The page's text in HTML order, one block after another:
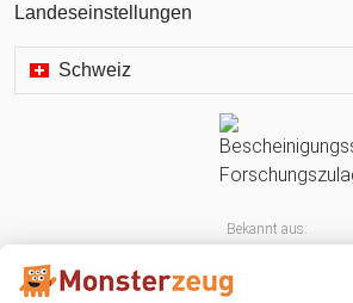
Landeseinstellungen
Schweiz
Bekannt aus: